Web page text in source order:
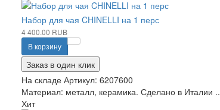
Набор для чая CHINELLI на 1 перс
4 400.00 RUB
В корзину
Заказ в один клик
На складе Артикул: 6207600
Материал: металл, керамика. Сделано в Италии ..
Хит